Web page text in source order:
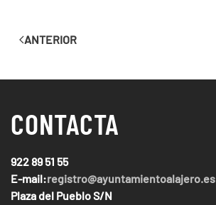
ANTERIOR
CONTACTA
922 89 51 55
E-mail:registro@ayuntamientoalajero.es
Plaza del Pueblo S/N